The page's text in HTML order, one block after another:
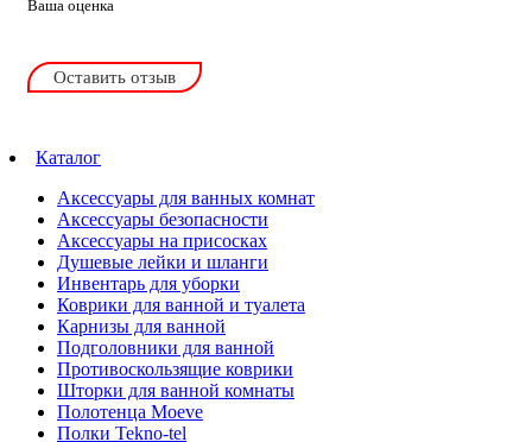
Ваша оценка
Оставить отзыв
Каталог
Аксессуары для ванных комнат
Аксессуары безопасности
Аксессуары на присосках
Душевые лейки и шланги
Инвентарь для уборки
Коврики для ванной и туалета
Карнизы для ванной
Подголовники для ванной
Противоскользящие коврики
Шторки для ванной комнаты
Полотенца Moeve
Полки Tekno-tel